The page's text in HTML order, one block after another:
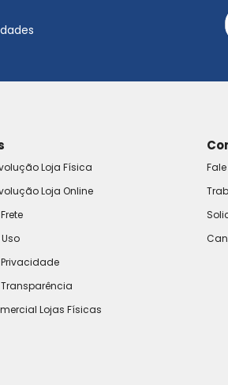
Loja Física
Loja Online
Lojas Físicas